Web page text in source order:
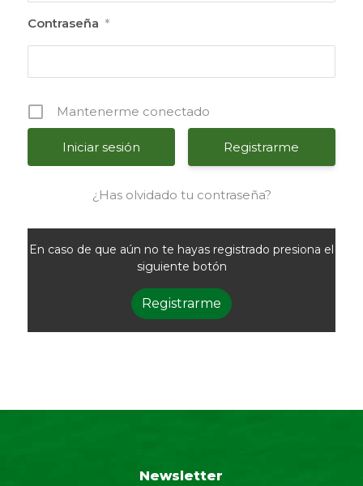
Contraseña *
Mantenerme conectado
Registrarme
¿Has olvidado tu contraseña?
En caso de que aún no te hayas registrado presiona el
siguiente botón
Registrarme
Newsletter